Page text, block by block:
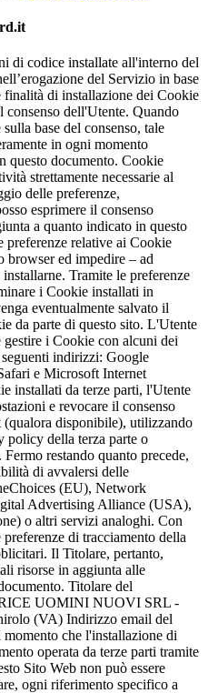
di codice installate all'interno del
del Servizio in base
di installazione dei Cookie
consenso dell'Utente. Quando
base del consenso, tale
in ogni momento
questo documento. Cookie
strettamente necessarie al
delle preferenze,
esprimere il consenso
a quanto indicato in questo
preferenze relative ai Cookie
browser ed impedire – ad
Tramite le preferenze
i Cookie installati in
eventualmente salvato il
da parte di questo sito. L'Utente
i Cookie con alcuni dei
indirizzi: Google
e Microsoft Internet
installati da terze parti, l'Utente
e revocare il consenso
disponibile), utilizzando
policy della terza parte o
restando quanto precede,
di avvalersi delle
(EU), Network
Advertising Alliance (USA),
o altri servizi analoghi. Con
di tracciamento della
Il Titolare, pertanto,
risorse in aggiunta alle
Titolare del
UOMINI NUOVI SRL -
(VA) Indirizzo email del
che l'installazione di
operata da terze parti tramite
Sito Web non può essere
ogni riferimento specifico a